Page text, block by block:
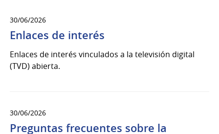
30/06/2026
Enlaces de interés
Enlaces de interés vinculados a la televisión digital
(TVD) abierta.
30/06/2026
Preguntas frecuentes sobre la